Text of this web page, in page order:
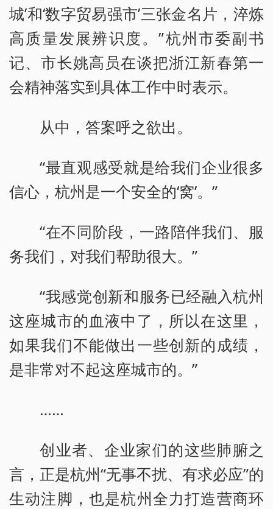
城’和‘数字贸易强市’三张金名片，淬炼
高质量发展辨识度。”杭州市委副书
记、市长姚高员在谈把浙江新春第一
会精神落实到具体工作中时表示。
从中，答案呼之欲出。
“最直观感受就是给我们企业很多
信心，杭州是一个安全的‘窝’。”
“在不同阶段，一路陪伴我们、服
务我们，对我们帮助很大。”
“我感觉创新和服务已经融入杭州
这座城市的血液中了，所以在这里，
如果我们不能做出一些创新的成绩，
是非常对不起这座城市的。”
……
创业者、企业家们的这些肺腑之
言，正是杭州“无事不扰、有求必应”的
生动注脚，也是杭州全力打造营商环